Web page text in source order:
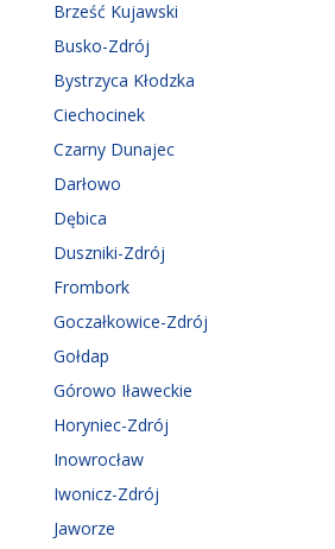
Brześć Kujawski
Busko-Zdrój
Bystrzyca Kłodzka
Ciechocinek
Czarny Dunajec
Darłowo
Dębica
Duszniki-Zdrój
Frombork
Goczałkowice-Zdrój
Gołdap
Górowo Iławeckie
Horyniec-Zdrój
Inowrocław
Iwonicz-Zdrój
Jaworze